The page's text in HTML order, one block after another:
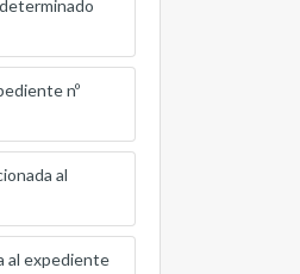
nº
al
al expediente